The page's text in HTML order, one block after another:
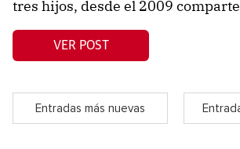
tres hijos, desde el 2009
VER POST
Entradas más nuevas